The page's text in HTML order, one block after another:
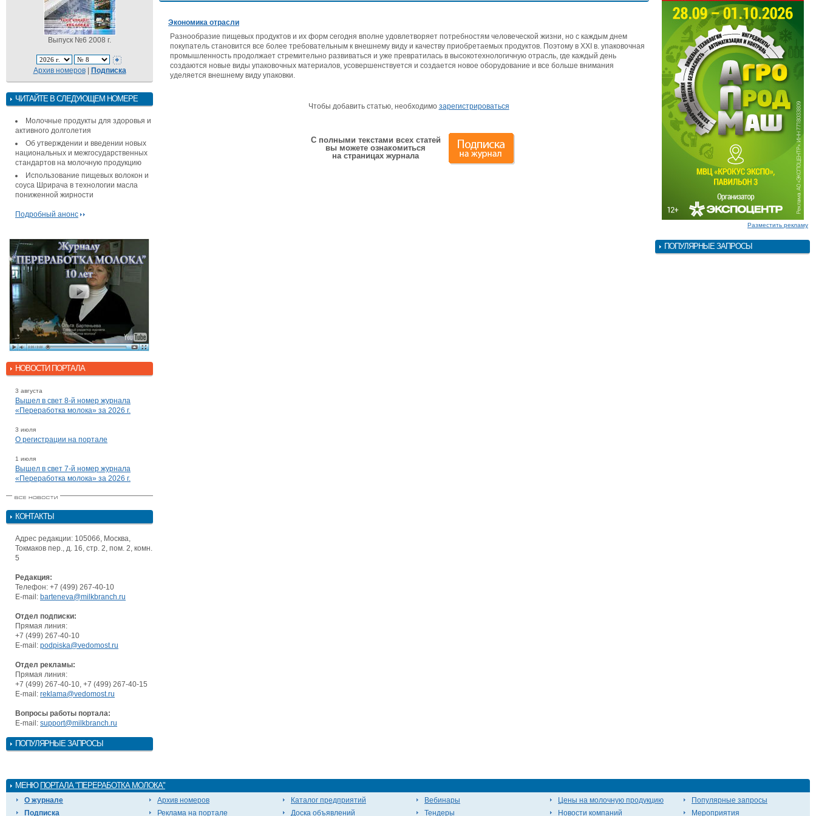
Выпуск №6 2008 г.
Архив номеров| Подписка
ЧИТАЙТЕ В СЛЕДУЮЩЕМ НОМЕРЕ
Молочные продукты для здоровья и
активного долголетия
Об утверждении и введении новых
национальных и межгосударственных
стандартов на молочную продукцию
Использование пищевых волокон и
соуса Шрирача в технологии масла
пониженной жирности
Подробный анонс
НОВОСТИ ПОРТАЛА
3 августа
Вышел в свет 8-й номер журнала
«Переработка молока» за 2026 г.
3 июля
О регистрации на портале
1 июля
Вышел в свет 7-й номер журнала
«Переработка молока» за 2026 г.
КОНТАКТЫ
Адрес редакции: 105066, Москва,
Токмаков пер., д. 16, стр. 2, пом. 2, комн.
5
Редакция:
Телефон: +7 (499) 267-40-10
E-mail: barteneva@milkbranch.ru
Отдел подписки:
Прямая линия:
+7 (499) 267-40-10
E-mail: podpiska@vedomost.ru
Отдел рекламы:
Прямая линия:
+7 (499) 267-40-10, +7 (499) 267-40-15
E-mail: reklama@vedomost.ru
Вопросы работы портала:
E-mail: support@milkbranch.ru
ПОПУЛЯРНЫЕ ЗАПРОСЫ
Экономика отрасли
Разнообразие пищевых продуктов и их форм сегодня вполне удовлетворяет потребностям человеческой жизни, но с каждым днем
покупатель становится все более требовательным к внешнему виду и качеству приобретаемых продуктов. Поэтому в XXI в. упаковочная
промышленность продолжает стремительно развиваться и уже превратилась в высокотехнологичную отрасль, где каждый день
создаются новые виды упаковочных материалов, усовершенствуется и создается новое оборудование и все больше внимания
уделяется внешнему виду упаковки.
Чтобы добавить статью, необходимо зарегистрироваться
С полными текстами всех статей
вы можете ознакомиться
на страницах журнала
Разместить рекламу
ПОПУЛЯРНЫЕ ЗАПРОСЫ
МЕНЮ ПОРТАЛА "ПЕРЕРАБОТКА МОЛОКА"
О журнале
Подписка
Архив номеров
Реклама на портале
Каталог предприятий
Доска объявлений
Вебинары
Тендеры
Цены на молочную продукцию
Новости компаний
Популярные запросы
Мероприятия